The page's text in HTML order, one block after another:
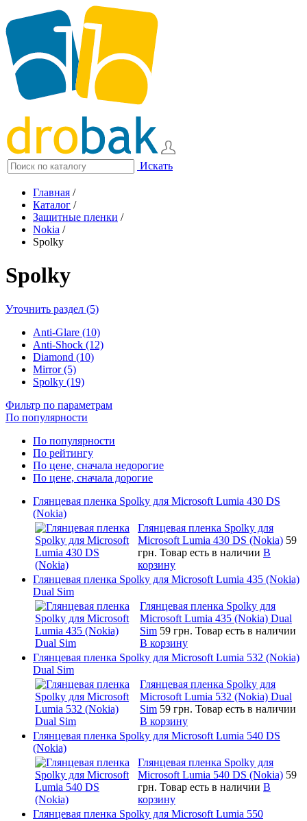
Искать
Главная /
Каталог /
Защитные пленки /
Nokia /
Spolky
Spolky
Уточнить раздел (5)
Anti-Glare (10)
Anti-Shock (12)
Diamond (10)
Mirror (5)
Spolky (19)
Фильтр по параметрам
По популярности
По популярности
По рейтингу
По цене, сначала недорогие
По цене, сначала дорогие
Глянцевая пленка Spolky для Microsoft Lumia 430 DS
(Nokia)
Глянцевая пленка Spolky для
Microsoft Lumia 430 DS (Nokia) 59
грн. Товар есть в наличии В
корзину
Глянцевая пленка Spolky для Microsoft Lumia 435 (Nokia)
Dual Sim
Глянцевая пленка Spolky для
Microsoft Lumia 435 (Nokia) Dual
Sim 59 грн. Товар есть в наличии
В корзину
Глянцевая пленка Spolky для Microsoft Lumia 532 (Nokia)
Dual Sim
Глянцевая пленка Spolky для
Microsoft Lumia 532 (Nokia) Dual
Sim 59 грн. Товар есть в наличии
В корзину
Глянцевая пленка Spolky для Microsoft Lumia 540 DS
(Nokia)
Глянцевая пленка Spolky для
Microsoft Lumia 540 DS (Nokia) 59
грн. Товар есть в наличии В
корзину
Глянцевая пленка Spolky для Microsoft Lumia 550